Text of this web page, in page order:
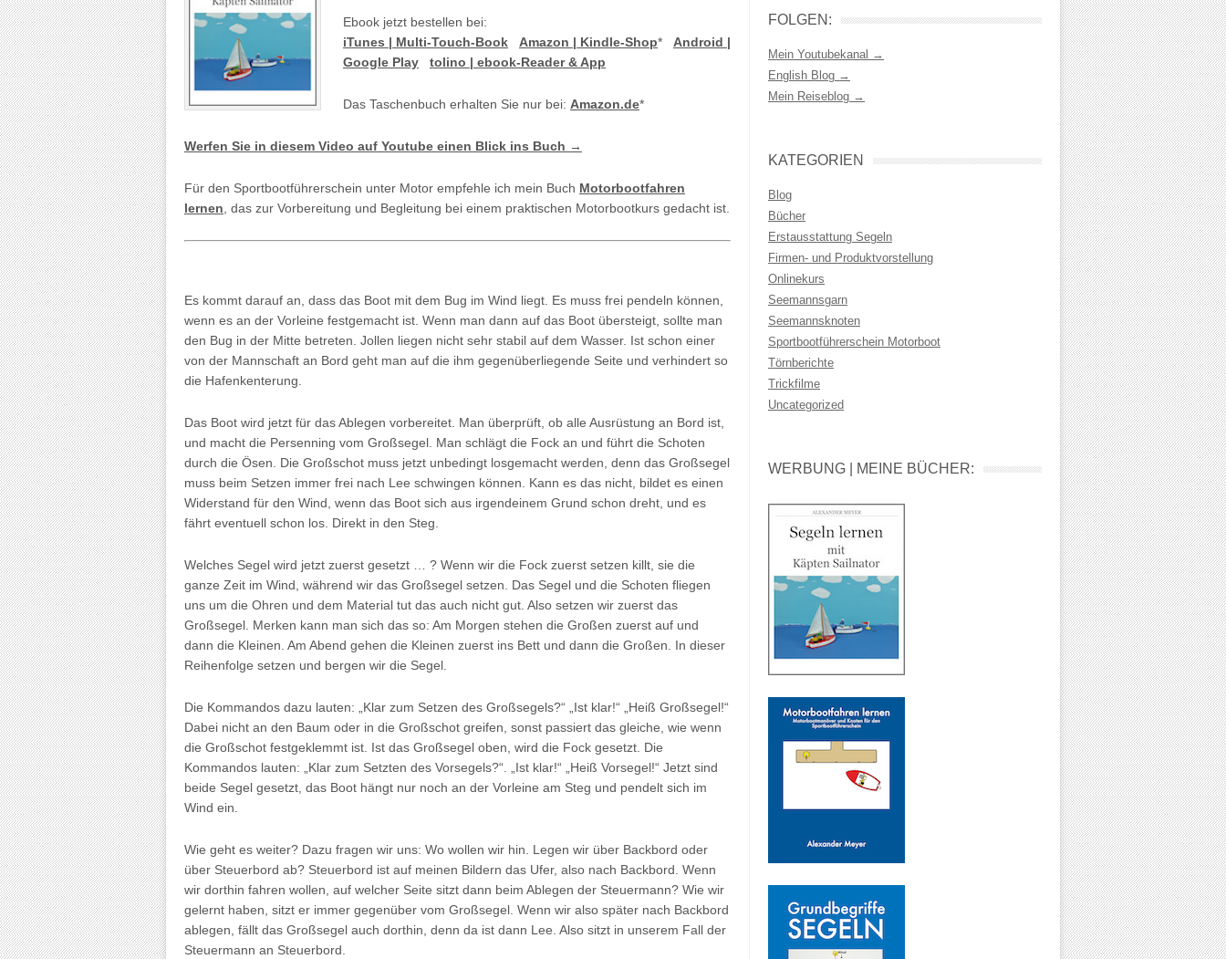
Ebook jetzt bestellen bei:
iTunes | Multi-Touch-Book
Amazon | Kindle-Shop* Android |
Google Play
tolino | ebook-Reader & App
Das Taschenbuch erhalten Sie nur bei: Amazon.de*
Werfen Sie in diesem Video auf Youtube einen Blick ins Buch →
Für den Sportbootführerschein unter Motor empfehle ich mein Buch Motorbootfahren
lernen, das zur Vorbereitung und Begleitung bei einem praktischen Motorbootkurs gedacht ist.
Es kommt darauf an, dass das Boot mit dem Bug im Wind liegt. Es muss frei pendeln können,
wenn es an der Vorleine festgemacht ist. Wenn man dann auf das Boot übersteigt, sollte man
den Bug in der Mitte betreten. Jollen liegen nicht sehr stabil auf dem Wasser. Ist schon einer
von der Mannschaft an Bord geht man auf die ihm gegenüberliegende Seite und verhindert so
die Hafenkenterung.
Das Boot wird jetzt für das Ablegen vorbereitet. Man überprüft, ob alle Ausrüstung an Bord ist,
und macht die Persenning vom Großsegel. Man schlägt die Fock an und führt die Schoten
durch die Ösen. Die Großschot muss jetzt unbedingt losgemacht werden, denn das Großsegel
muss beim Setzen immer frei nach Lee schwingen können. Kann es das nicht, bildet es einen
Widerstand für den Wind, wenn das Boot sich aus irgendeinem Grund schon dreht, und es
fährt eventuell schon los. Direkt in den Steg.
Welches Segel wird jetzt zuerst gesetzt … ? Wenn wir die Fock zuerst setzen killt, sie die
ganze Zeit im Wind, während wir das Großsegel setzen. Das Segel und die Schoten fliegen
uns um die Ohren und dem Material tut das auch nicht gut. Also setzen wir zuerst das
Großsegel. Merken kann man sich das so: Am Morgen stehen die Großen zuerst auf und
dann die Kleinen. Am Abend gehen die Kleinen zuerst ins Bett und dann die Großen. In dieser
Reihenfolge setzen und bergen wir die Segel.
Die Kommandos dazu lauten: „Klar zum Setzen des Großsegels?“ „Ist klar!“ „Heiß Großsegel!“
Dabei nicht an den Baum oder in die Großschot greifen, sonst passiert das gleiche, wie wenn
die Großschot festgeklemmt ist. Ist das Großsegel oben, wird die Fock gesetzt. Die
Kommandos lauten: „Klar zum Setzten des Vorsegels?“. „Ist klar!“ „Heiß Vorsegel!“ Jetzt sind
beide Segel gesetzt, das Boot hängt nur noch an der Vorleine am Steg und pendelt sich im
Wind ein.
Wie geht es weiter? Dazu fragen wir uns: Wo wollen wir hin. Legen wir über Backbord oder
über Steuerbord ab? Steuerbord ist auf meinen Bildern das Ufer, also nach Backbord. Wenn
wir dorthin fahren wollen, auf welcher Seite sitzt dann beim Ablegen der Steuermann? Wie wir
gelernt haben, sitzt er immer gegenüber vom Großsegel. Wenn wir also später nach Backbord
ablegen, fällt das Großsegel auch dorthin, denn da ist dann Lee. Also sitzt in unserem Fall der
Steuermann an Steuerbord.
FOLGEN:
Mein Youtubekanal →
English Blog →
Mein Reiseblog →
KATEGORIEN
Blog
Bücher
Erstausstattung Segeln
Firmen- und Produktvorstellung
Onlinekurs
Seemannsgarn
Seemannsknoten
Sportbootführerschein Motorboot
Törnberichte
Trickfilme
Uncategorized
WERBUNG | MEINE BÜCHER: